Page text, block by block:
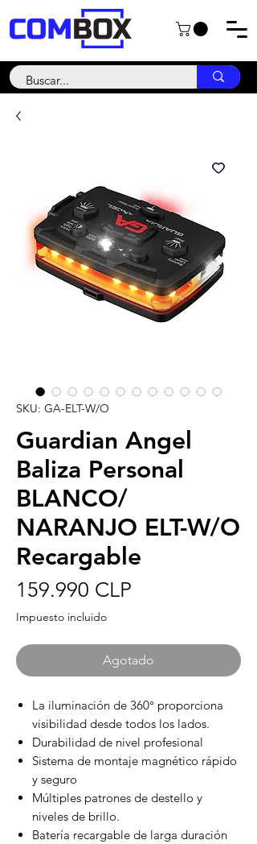
SKU: GA-ELT-W/O
Guardian Angel
Baliza Personal
BLANCO/
NARANJO ELT-W/O
Recargable
159.990 CLP
Impuesto incluido
Agotado
La iluminación de 360° proporciona
visibilidad desde todos los lados.
Durabilidad de nivel profesional
Sistema de montaje magnético rápido
y seguro
Múltiples patrones de destello y
niveles de brillo.
Batería recargable de larga duración